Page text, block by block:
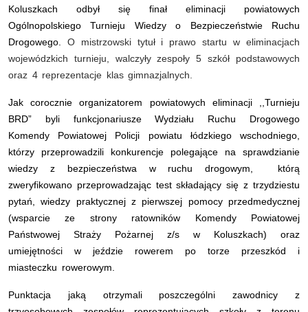
Koluszkach odbył się finał eliminacji powiatowych
Ogólnopolskiego Turnieju Wiedzy o Bezpieczeństwie Ruchu
Drogowego.
O mistrzowski tytuł i prawo startu w eliminacjach
wojewódzkich turnieju, walczyły zespoły 5 szkół podstawowych
oraz 4 reprezentacje klas gimnazjalnych.
Jak corocznie organizatorem powiatowych eliminacji ,,Turnieju
BRD” byli funkcjonariusze Wydziału Ruchu Drogowego
Komendy Powiatowej Policji powiatu łódzkiego wschodniego,
którzy przeprowadzili konkurencje polegające na sprawdzianie
wiedzy z bezpieczeństwa w ruchu drogowym, którą
zweryfikowano przeprowadzając test składający się z trzydziestu
pytań, wiedzy praktycznej z pierwszej pomocy przedmedycznej
(wsparcie ze strony ratowników Komendy Powiatowej
Państwowej Straży Pożarnej z/s w Koluszkach) oraz
umiejętności w jeździe rowerem po torze przeszkód i
miasteczku rowerowym.
Punktacja jaką otrzymali poszczególni zawodnicy z